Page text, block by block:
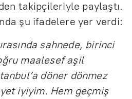
takipçileriyle paylaştı.
şu ifadelere yer verdi:
sahnede, birinci
maalesef aşil
döner dönmez
iyiyim. Hem geçmiş